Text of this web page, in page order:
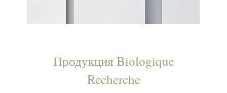
Продукция Biologique
Recherche